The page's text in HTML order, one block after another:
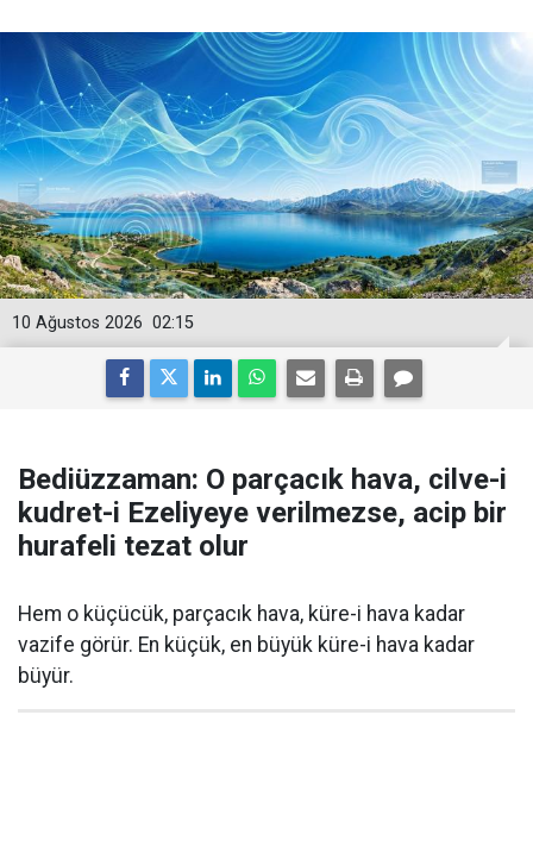
02:15
10 Ağustos 2026
Bediüzzaman: O parçacık hava, cilve-i
kudret-i Ezeliyeye verilmezse, acip bir
hurafeli tezat olur
Hem o küçücük, parçacık hava, küre-i hava kadar
vazife görür. En küçük, en büyük küre-i hava kadar
büyür.